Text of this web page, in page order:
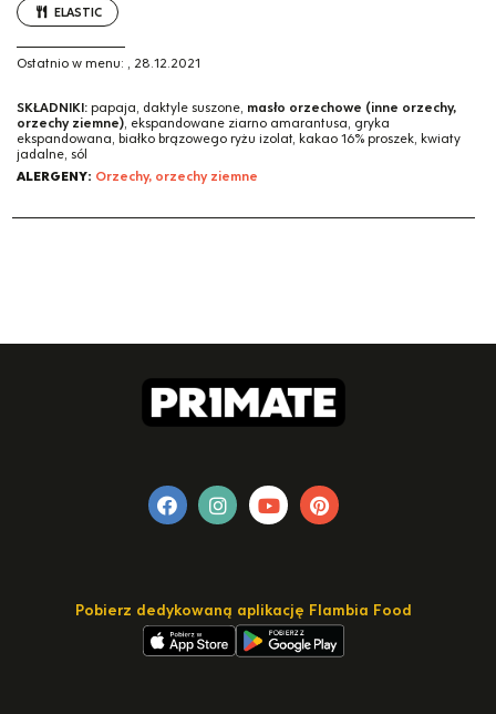
ELASTIC
Ostatnio w menu: , 28.12.2021
SKŁADNIKI: papaja, daktyle suszone, masło orzechowe (inne orzechy,
orzechy ziemne), ekspandowane ziarno amarantusa, gryka
ekspandowana, białko brązowego ryżu izolat, kakao 16% proszek, kwiaty
jadalne, sól
ALERGENY: Orzechy, orzechy ziemne
Pobierz dedykowaną aplikację Flambia Food